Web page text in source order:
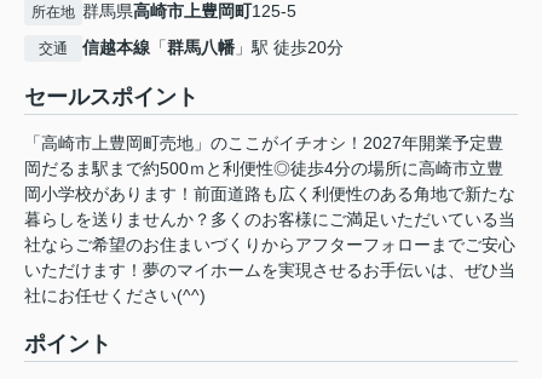
所在地 群馬県高崎市上豊岡町125-5
交通 信越本線 「群馬八幡 」駅 徒歩20分
セールスポイント
「高崎市上豊岡町売地」のここがイチオシ！2027年開業予定豊
岡だるま駅まで約500ｍと利便性◎徒歩4分の場所に高崎市立豊
岡小学校があります！前面道路も広く利便性のある角地で新たな
暮らしを送りませんか？多くのお客様にご満足いただいている当
社ならご希望のお住まいづくりからアフターフォローまでご安心
いただけます！夢のマイホームを実現させるお手伝いは、ぜひ当
社にお任せください(^^)
ポイント